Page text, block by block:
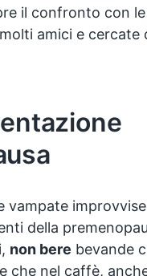
il confronto con le
amici e cercate
vampate
della
non bere bevande
che nel caffè,